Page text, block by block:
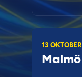
13